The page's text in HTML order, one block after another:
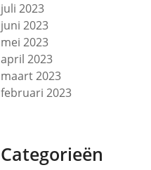
juli 2023
juni 2023
mei 2023
april 2023
maart 2023
februari 2023
Categorieën